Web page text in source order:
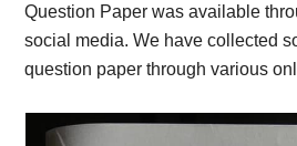
Question Paper was available
social media. We have collected
question paper through various